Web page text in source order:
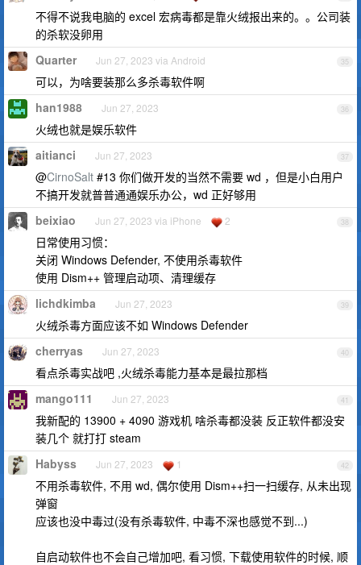
不得不说我电脑的 excel 宏病毒都是靠火绒报出来的。。公司装
的杀软没卵用
35
Quarter Jun 27, 2023 via Android
可以，为啥要装那么多杀毒软件啊
36
han1988 Jun 27, 2023
火绒也就是娱乐软件
37
aitianci Jun 27, 2023
@CirnoSalt #13 你们做开发的当然不需要 wd ，但是小白用户
不搞开发就普普通通娱乐办公，wd 正好够用
38
beixiao Jun 27, 2023 via iPhone 2
日常使用习惯：
关闭 Windows Defender, 不使用杀毒软件
使用 Dism++ 管理启动项、清理缓存
39
lichdkimba Jun 27, 2023
火绒杀毒方面应该不如 Windows Defender
40
cherryas Jun 27, 2023
看点杀毒实战吧 ,火绒杀毒能力基本是最拉那档
41
mango111 Jun 27, 2023
我新配的 13900 + 4090 游戏机 啥杀毒都没装 反正软件都没安
装几个 就打打 steam
42
Habyss Jun 27, 2023 1
不用杀毒软件, 不用 wd, 偶尔使用 Dism++扫一扫缓存, 从未出现
弹窗
应该也没中毒过(没有杀毒软件, 中毒不深也感觉不到...)
自启动软件也不会自己增加吧, 看习惯, 下载使用软件的时候, 顺